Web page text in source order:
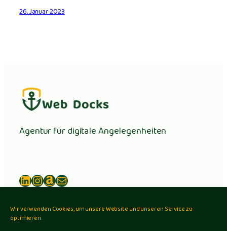
Wir verwenden Cookies, um unsere Website und unseren Service zu
optimieren.
26. Januar 2023
Agentur für digitale Angelegenheiten
LinkedIn InstagramAmazon E-Mail
Storytelling